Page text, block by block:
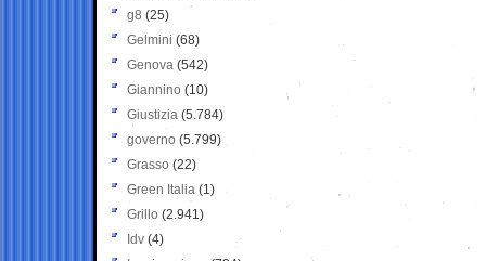
g8 (25)
Gelmini (68)
Genova (542)
Giannino (10)
Giustizia (5.784)
governo (5.799)
Grasso (22)
Green Italia (1)
Grillo (2.941)
Idv (4)